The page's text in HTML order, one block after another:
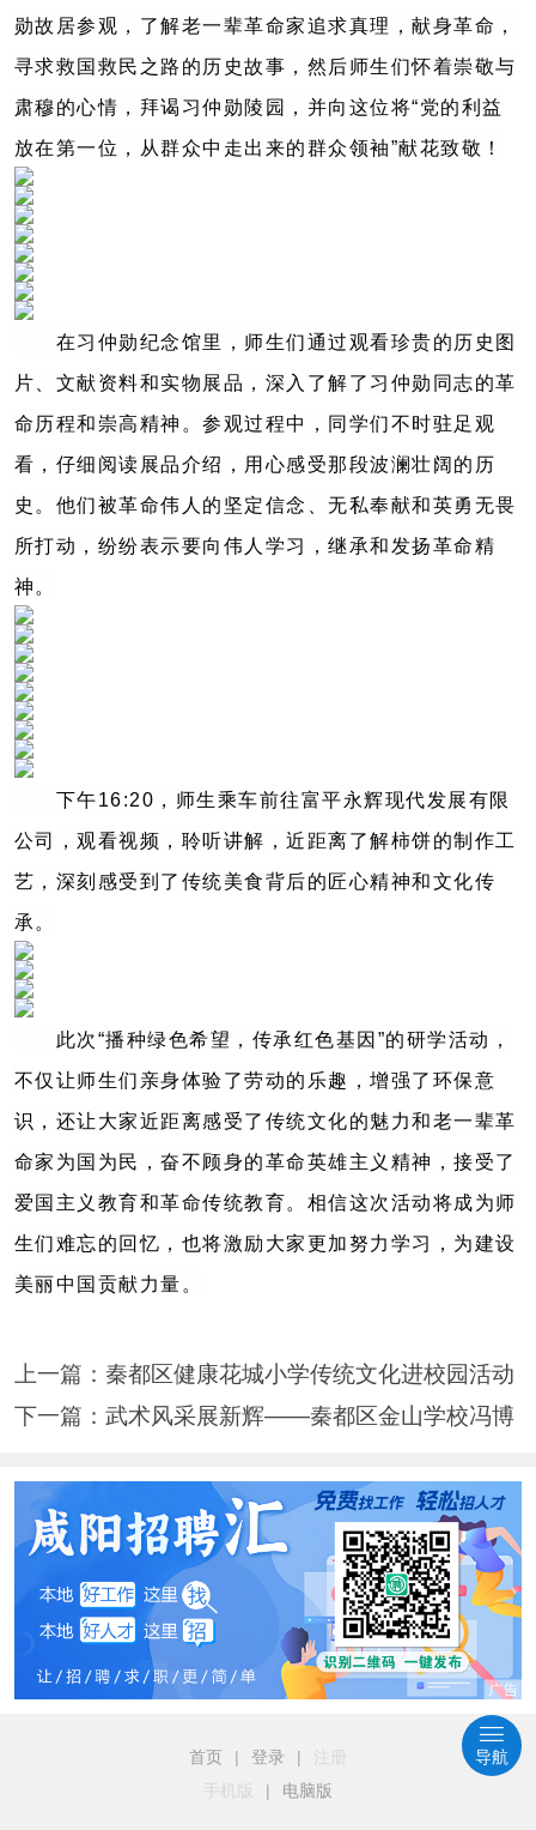
勋故居参观，了解老一辈革命家追求真理，献身革命，
寻求救国救民之路的历史故事，然后师生们怀着崇敬与
肃穆的心情，拜谒习仲勋陵园，并向这位将“党的利益
放在第一位，从群众中走出来的群众领袖”献花致敬！
在习仲勋纪念馆里，师生们通过观看珍贵的历史图
片、文献资料和实物展品，深入了解了习仲勋同志的革
命历程和崇高精神。参观过程中，同学们不时驻足观
看，仔细阅读展品介绍，用心感受那段波澜壮阔的历
史。他们被革命伟人的坚定信念、无私奉献和英勇无畏
所打动，纷纷表示要向伟人学习，继承和发扬革命精
神。
下午16:20，师生乘车前往富平永辉现代发展有限
公司，观看视频，聆听讲解，近距离了解柿饼的制作工
艺，深刻感受到了传统美食背后的匠心精神和文化传
承。
此次“播种绿色希望，传承红色基因”的研学活动，
不仅让师生们亲身体验了劳动的乐趣，增强了环保意
识，还让大家近距离感受了传统文化的魅力和老一辈革
命家为国为民，奋不顾身的革命英雄主义精神，接受了
爱国主义教育和革命传统教育。相信这次活动将成为师
生们难忘的回忆，也将激励大家更加努力学习，为建设
美丽中国贡献力量。
上一篇： 秦都区健康花城小学传统文化进校园活动
下一篇： 武术风采展新辉——秦都区金山学校冯博
首页 | 登录 |
手机版
| 电脑版
导航